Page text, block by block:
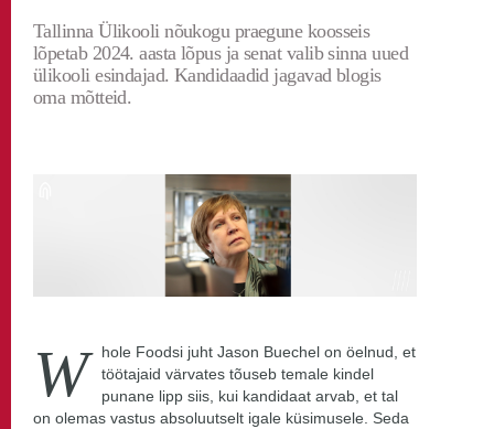
Tallinna Ülikooli nõukogu praegune koosseis
lõpetab 2024. aasta lõpus ja senat valib sinna uued
ülikooli esindajad. Kandidaadid jagavad blogis
oma mõtteid.
W
hole Foodsi juht Jason Buechel on öelnud, et
töötajaid värvates tõuseb temale kindel
punane lipp siis, kui kandidaat arvab, et tal
on olemas vastus absoluutselt igale küsimusele. Seda